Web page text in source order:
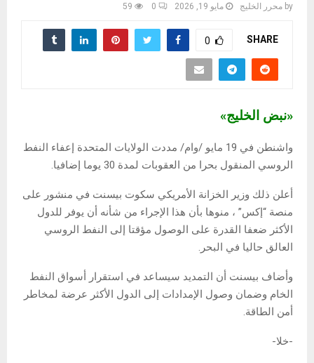
by محرر الخليج مايو 19, 2026 0
59
SHARE
0
«نبض الخليج»
واشنطن في 19 مايو /وام/ مددت الولايات المتحدة إعفاء النفط
الروسي المنقول بحرا من العقوبات لمدة 30 يوما إضافيا.
أعلن ذلك وزير الخزانة الأمريكي سكوت بيسنت في منشور على
منصة “إكس” ، منوها بأن هذا الإجراء من شأنه أن يوفر للدول
الأكثر ضعفا القدرة على الوصول مؤقتا إلى النفط الروسي
العالق حاليا في البحر.
وأضاف بيسنت أن التمديد سيساعد في استقرار أسواق النفط
الخام وضمان وصول الإمدادات إلى الدول الأكثر عرضة لمخاطر
أمن الطاقة.
-خلا-